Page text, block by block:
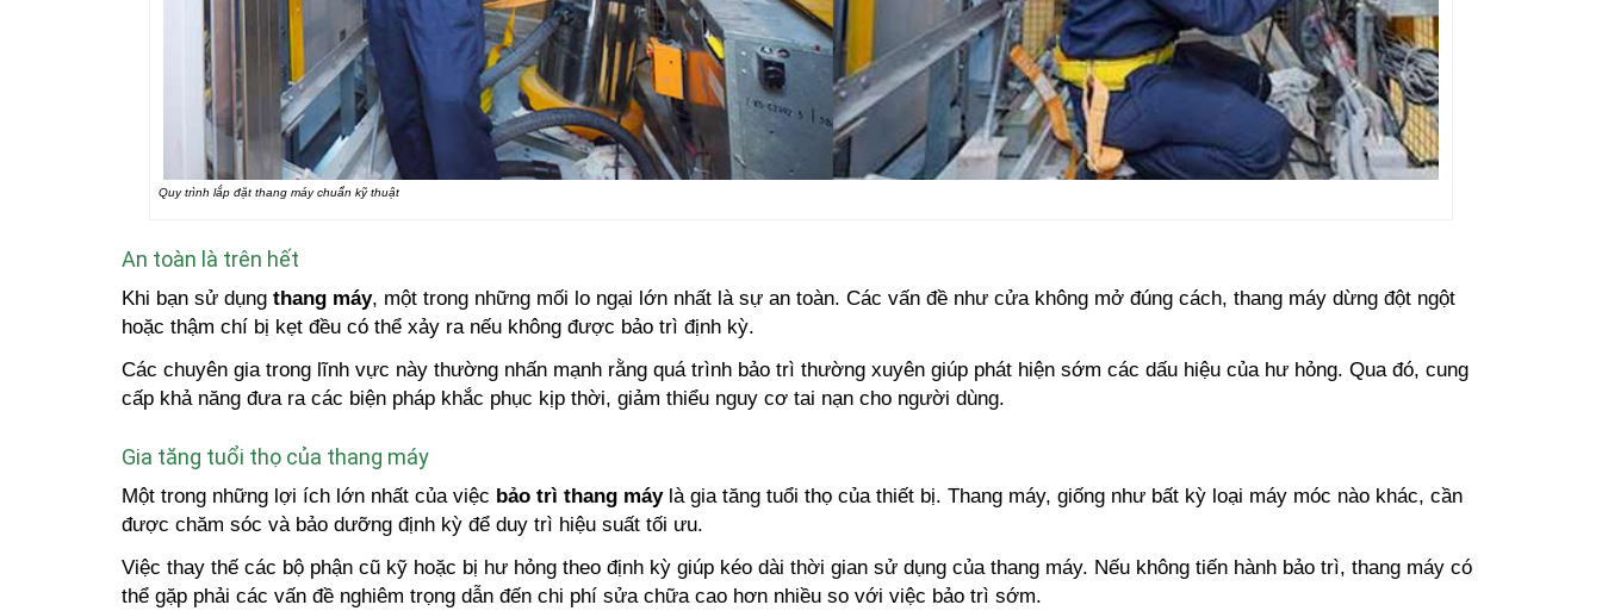
Quy trình lắp đặt thang máy chuẩn kỹ thuật
An toàn là trên hết
Khi bạn sử dụng thang máy, một trong những mối lo ngại lớn nhất là sự an toàn. Các vấn đề như cửa không mở đúng cách, thang máy dừng đột ngột
hoặc thậm chí bị kẹt đều có thể xảy ra nếu không được bảo trì định kỳ.
Các chuyên gia trong lĩnh vực này thường nhấn mạnh rằng quá trình bảo trì thường xuyên giúp phát hiện sớm các dấu hiệu của hư hỏng. Qua đó, cung
cấp khả năng đưa ra các biện pháp khắc phục kịp thời, giảm thiểu nguy cơ tai nạn cho người dùng.
Gia tăng tuổi thọ của thang máy
Một trong những lợi ích lớn nhất của việc bảo trì thang máylà gia tăng tuổi thọ của thiết bị. Thang máy, giống như bất kỳ loại máy móc nào khác, cần
được chăm sóc và bảo dưỡng định kỳ để duy trì hiệu suất tối ưu.
Việc thay thế các bộ phận cũ kỹ hoặc bị hư hỏng theo định kỳ giúp kéo dài thời gian sử dụng của thang máy. Nếu không tiến hành bảo trì, thang máy có
thể gặp phải các vấn đề nghiêm trọng dẫn đến chi phí sửa chữa cao hơn nhiều so với việc bảo trì sớm.